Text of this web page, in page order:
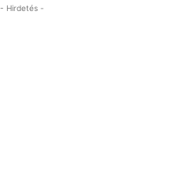
- Hirdetés -